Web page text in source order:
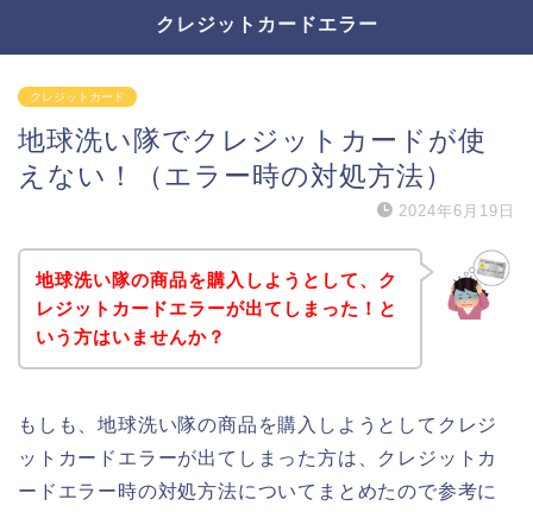
クレジットカードエラー
クレジットカード
地球洗い隊でクレジットカードが使
えない！（エラー時の対処方法）
2024年6月19日
地球洗い隊の商品を購入しようとして、ク
レジットカードエラーが出てしまった！と
いう方はいませんか？
もしも、地球洗い隊の商品を購入しようとしてクレジ
ットカードエラーが出てしまった方は、クレジットカ
ードエラー時の対処方法についてまとめたので参考に